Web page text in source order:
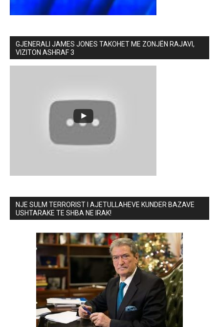
GJENERALI JAMES JONES TAKOHET ME ZONJËN RAJAVI,
VIZITON ASHRAF 3
NJE SULM TERRORIST I AJETULLAHEVE KUNDER BAZAVE
USHTARAKE TE SHBA NE IRAK!